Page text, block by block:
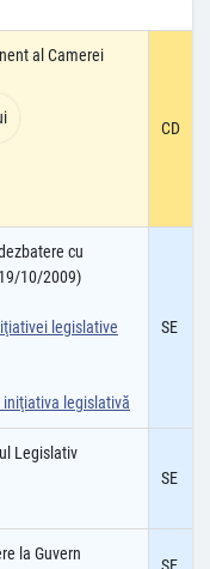
al Camerei
CD
cu
10/2009)
legislative
legislativă
SE
Legislativ
SE
la Guvern